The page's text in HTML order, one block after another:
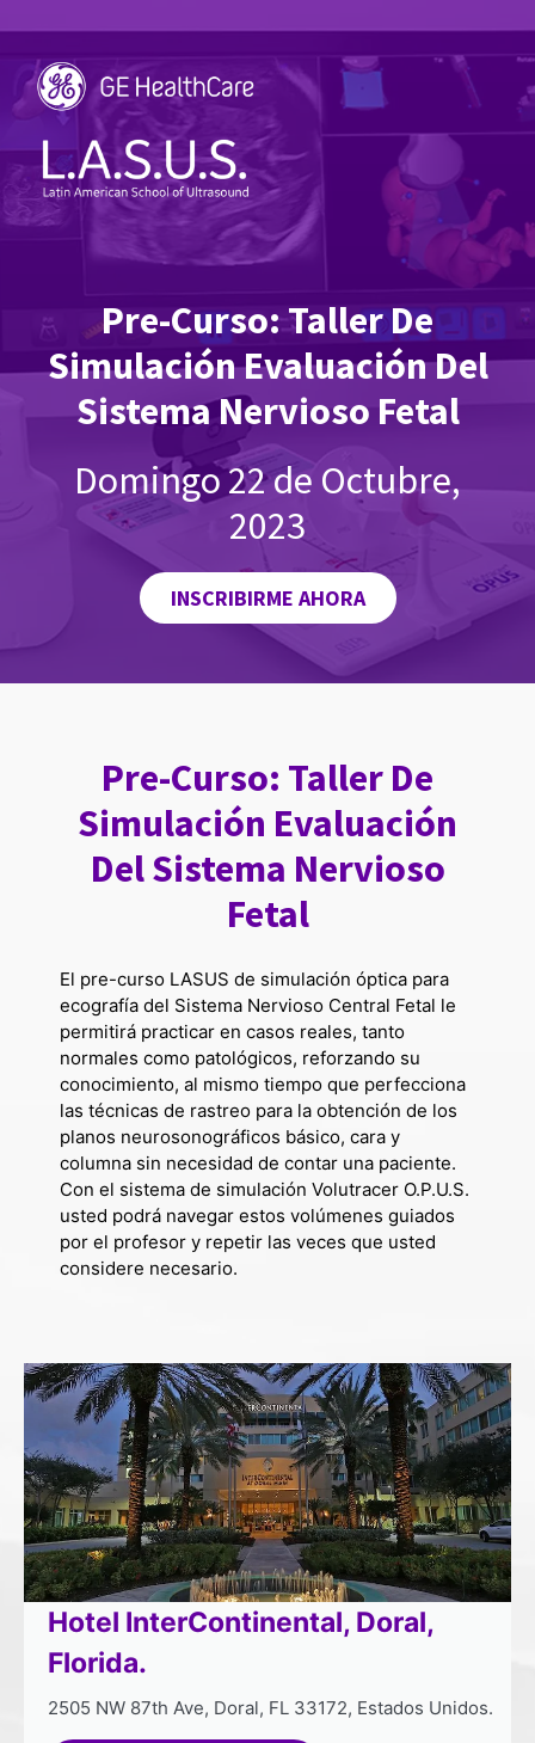
Pre-Curso: Taller De
Simulación Evaluación Del
Sistema Nervioso Fetal
Domingo 22 de Octubre,
2023
INSCRIBIRME AHORA
Pre-Curso: Taller De
Simulación Evaluación
Del Sistema Nervioso
Fetal
El pre-curso LASUS de simulación óptica para
ecografía del Sistema Nervioso Central Fetal le
permitirá practicar en casos reales, tanto
normales como patológicos, reforzando su
conocimiento, al mismo tiempo que perfecciona
las técnicas de rastreo para la obtención de los
planos neurosonográficos básico, cara y
columna sin necesidad de contar una paciente.
Con el sistema de simulación Volutracer O.P.U.S.
usted podrá navegar estos volúmenes guiados
por el profesor y repetir las veces que usted
considere necesario.
Hotel InterContinental, Doral,
Florida.
2505 NW 87th Ave, Doral, FL 33172, Estados Unidos.